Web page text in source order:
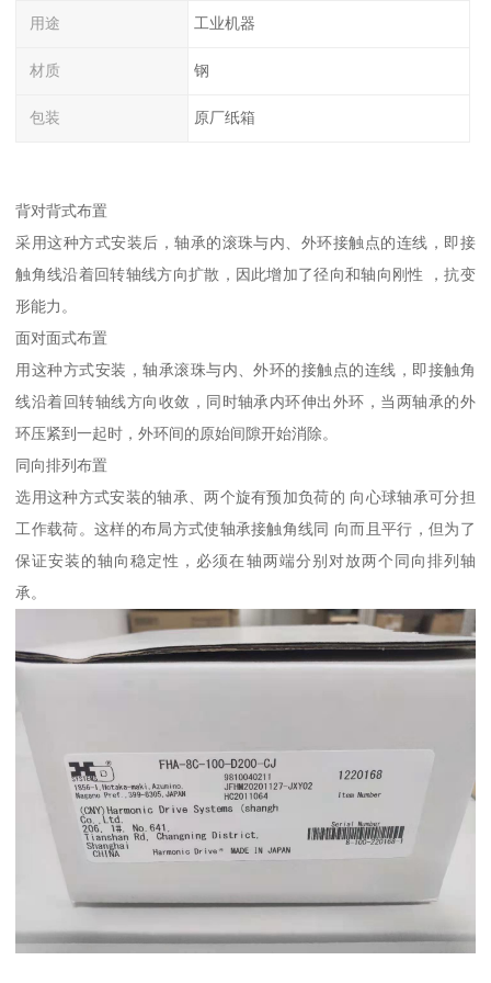
用途 工业机器
材质 钢
包装 原厂纸箱
背对背式布置
采用这种方式安装后，轴承的滚珠与内、外环接触点的连线，即接
触角线沿着回转轴线方向扩散，因此增加了径向和轴向刚性 ，抗变
形能力。
面对面式布置
用这种方式安装，轴承滚珠与内、外环的接触点的连线，即接触角
线沿着回转轴线方向收敛，同时轴承内环伸出外环，当两轴承的外
环压紧到一起时，外环间的原始间隙开始消除。
同向排列布置
选用这种方式安装的轴承、两个旋有预加负荷的 向心球轴承可分担
工作载荷。这样的布局方式使轴承接触角线同 向而且平行，但为了
保证安装的轴向稳定性，必须在轴两端分别对放两个同向排列轴
承。